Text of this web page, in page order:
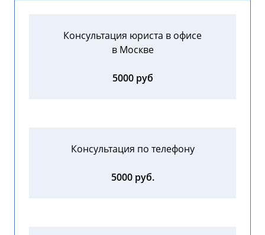
Консультация юриста в офисе
в Москве
5000 руб
Консультация по телефону
5000 руб.